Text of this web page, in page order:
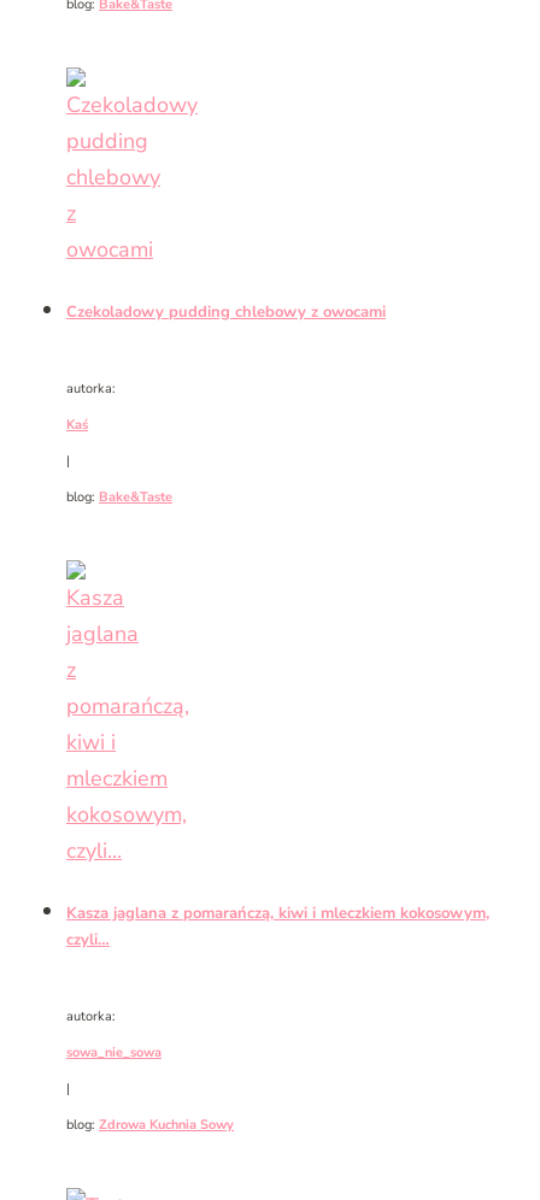
blog: Bake&Taste
Czekoladowy pudding chlebowy z owocami
autorka:
Kaś
|
blog: Bake&Taste
Kasza jaglana z pomarańczą, kiwi i mleczkiem kokosowym,
czyli…
autorka:
sowa_nie_sowa
|
blog: Zdrowa Kuchnia Sowy